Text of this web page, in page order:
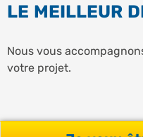
LE MEILLEUR
Nous vous
votre projet.